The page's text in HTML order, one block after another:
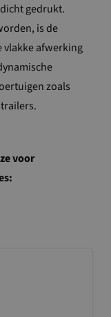
gedrukt.
is de
vlakke afwerking
zoals
voor